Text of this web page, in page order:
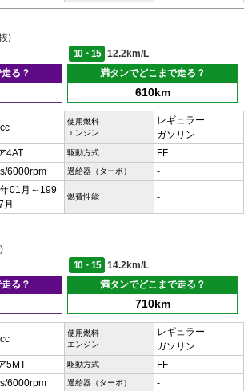
)
10・15
12.2km/L
る？
満タンでどこまで走る？
610km
使用燃料
エンジン
レギュラー
ガソリン
4AT 駆動方式 FF
6000rpm 過給器（ターボ） -
01月～199
月
燃費性能 -
10・15
14.2km/L
る？
満タンでどこまで走る？
710km
使用燃料
エンジン
レギュラー
ガソリン
5MT 駆動方式 FF
6000rpm 過給器（ターボ） -